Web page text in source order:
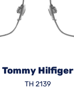
Tommy Hilfiger
TH 2139